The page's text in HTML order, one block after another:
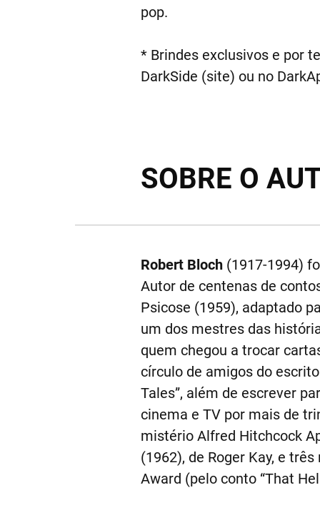
pop.
* Brindes exclusivos e por
DarkSide (site) ou no
SOBRE O
Robert Bloch(1917-1994)
Autor de centenas de
Psicose (1959), adaptado
um dos mestres das
quem chegou a trocar
círculo de amigos do
Tales”, além de escrever
cinema e TV por mais de
mistério Alfred Hitchcock
(1962), de Roger Kay, e
Award (pelo conto “That